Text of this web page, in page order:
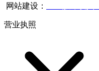
网站建设：
营业执照